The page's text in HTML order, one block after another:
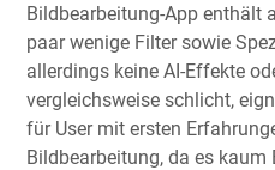
Bildbearbeitung-App enthält
paar wenige Filter sowie
allerdings keine AI-Effekte
vergleichsweise schlicht,
für User mit ersten
Bildbearbeitung, da es